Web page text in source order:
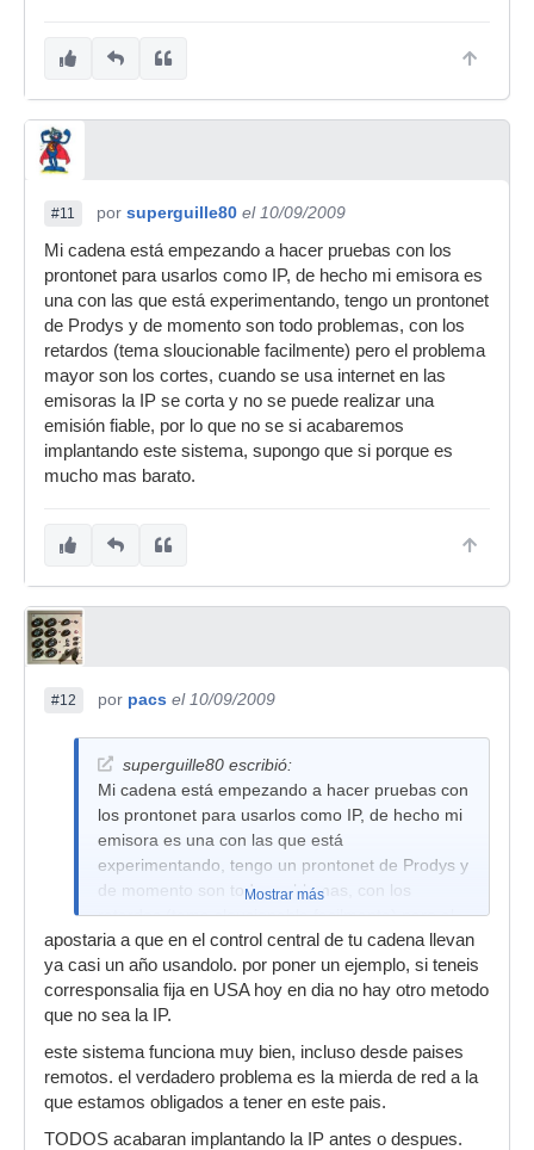
#11 por superguille80 el 10/09/2009
Mi cadena está empezando a hacer pruebas con los
prontonet para usarlos como IP, de hecho mi emisora es
una con las que está experimentando, tengo un prontonet
de Prodys y de momento son todo problemas, con los
retardos (tema sloucionable facilmente) pero el problema
mayor son los cortes, cuando se usa internet en las
emisoras la IP se corta y no se puede realizar una
emisión fiable, por lo que no se si acabaremos
implantando este sistema, supongo que si porque es
mucho mas barato.
#12 por pacs el 10/09/2009
superguille80 escribió:
Mi cadena está empezando a hacer pruebas con
los prontonet para usarlos como IP, de hecho mi
emisora es una con las que está
experimentando, tengo un prontonet de Prodys y
de momento son todo problemas, con los
retardos (tema sloucionable facilmente) pero el
problema mayor son los cortes, cuando se usa
internet en las emisoras la IP se corta y no se
puede realizar una emisión fiable, por lo que no
se si acabaremos implantando este sistema,
Mostrar más
apostaria a que en el control central de tu cadena llevan
ya casi un año usandolo. por poner un ejemplo, si teneis
corresponsalia fija en USA hoy en dia no hay otro metodo
que no sea la IP.
este sistema funciona muy bien, incluso desde paises
remotos. el verdadero problema es la mierda de red a la
que estamos obligados a tener en este pais.
TODOS acabaran implantando la IP antes o despues.